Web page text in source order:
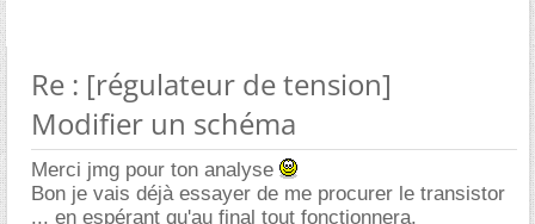
Re : [régulateur de tension]
Modifier un schéma
Merci jmg pour ton analyse
Bon je vais déjà essayer de me procurer le transistor
... en espérant qu'au final tout fonctionnera.